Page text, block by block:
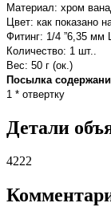
Материал: хром
Цвет: как показано
Фитинг: 1/4 ”6,35 мм
Количество: 1 шт..
Вес: 50 г (ок.)
Посылка
1 * отвертку
Детали
4222